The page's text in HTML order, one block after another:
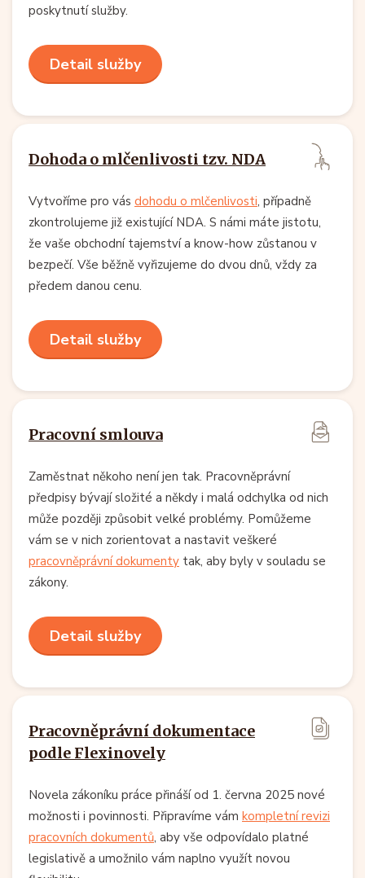
poskytnutí služby.
Detail služby
Dohoda o mlčenlivosti tzv. NDA
Vytvoříme pro vás dohodu o mlčenlivosti, případně
zkontrolujeme již existující NDA. S námi máte jistotu,
že vaše obchodní tajemství a know-how zůstanou v
bezpečí. Vše běžně vyřizujeme do dvou dnů, vždy za
předem danou cenu.
Detail služby
Pracovní smlouva
Zaměstnat někoho není jen tak. Pracovněprávní
předpisy bývají složité a někdy i malá odchylka od nich
může později způsobit velké problémy. Pomůžeme
vám se v nich zorientovat a nastavit veškeré
pracovněprávní dokumenty tak, aby byly v souladu se
zákony.
Detail služby
Pracovněprávní dokumentace
podle Flexinovely
Novela zákoníku práce přináší od 1. června 2025 nové
možnosti i povinnosti. Připravíme vám kompletní revizi
pracovních dokumentů, aby vše odpovídalo platné
legislativě a umožnilo vám naplno využít novou